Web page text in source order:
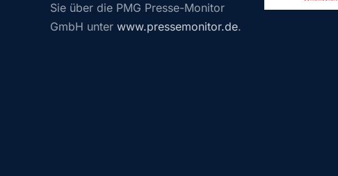
Sie über die PMG Presse-Monitor
GmbH unter www.pressemonitor.de.